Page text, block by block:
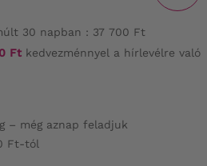
30 napban : 37 700 Ft
Ft kedvezménnyel a hírlevélre való
– még aznap feladjuk
Ft-tól